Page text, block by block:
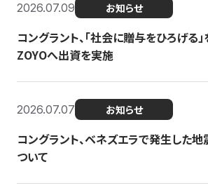
2026.07.09 お知らせ
コングラント、「社会に贈与をひろげる
ZOYOへ出資を実施
2026.07.07 お知らせ
コングラント、ベネズエラで発生した
ついて